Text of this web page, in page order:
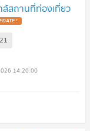
ล้สถานที่ท่องเที่ยว
21
14:20:00